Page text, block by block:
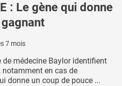
: Le gène qui donne
7 mois
de médecine Baylor identifient
notamment en cas de
donne un coup de pouce ...